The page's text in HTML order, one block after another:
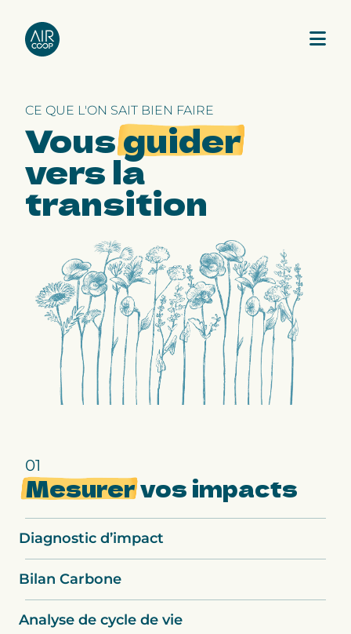
Notre agence
Nos expertises
Nos projets
Notre équipe
CE QUE L'ON SAIT BIEN FAIRE
Vousguider
vers la
transition
01
Mesurervos impacts
Diagnostic d’impact
Bilan Carbone
Analyse de cycle de vie